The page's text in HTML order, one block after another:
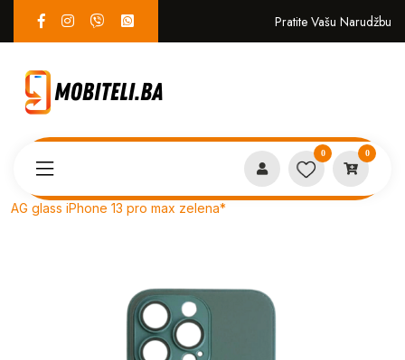
Pratite Vašu Narudžbu
0 0
AG glass iPhone 13 pro max zelena*